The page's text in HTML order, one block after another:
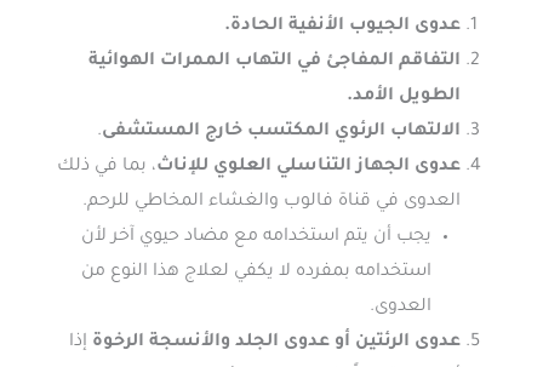
عدوى الجيوب الأنفية الحادة.
التفاقم المفاجئ في التهاب الممرات الهوائية
الطويل الأمد.
الالتهاب الرئوي المكتسب خارج المستشفى.
عدوى الجهاز التناسلي العلوي للإناث، بما في ذلك
العدوى في قناة فالوب والغشاء المخاطي للرحم.
يجب أن يتم استخدامه مع مضاد حيوي آخر لأن
استخدامه بمفرده لا يكفي لعلاج هذا النوع من
العدوى.
عدوى الرئتين أو عدوى الجلد والأنسجة الرخوة إذا